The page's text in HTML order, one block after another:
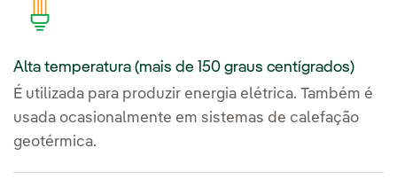
Alta temperatura (mais de 150 graus centígrados)
É utilizada para produzir energia elétrica. Também é
usada ocasionalmente em sistemas de calefação
geotérmica.